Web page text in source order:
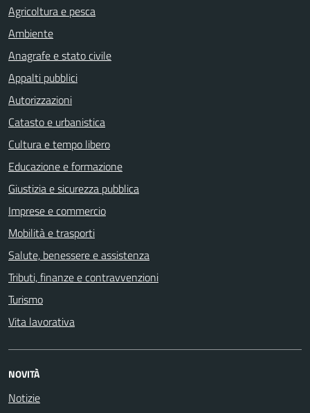
Agricoltura e pesca
Ambiente
Anagrafe e stato civile
Appalti pubblici
Autorizzazioni
Catasto e urbanistica
Cultura e tempo libero
Educazione e formazione
Giustizia e sicurezza pubblica
Imprese e commercio
Mobilità e trasporti
Salute, benessere e assistenza
Tributi, finanze e contravvenzioni
Turismo
Vita lavorativa
NOVITÀ
Notizie